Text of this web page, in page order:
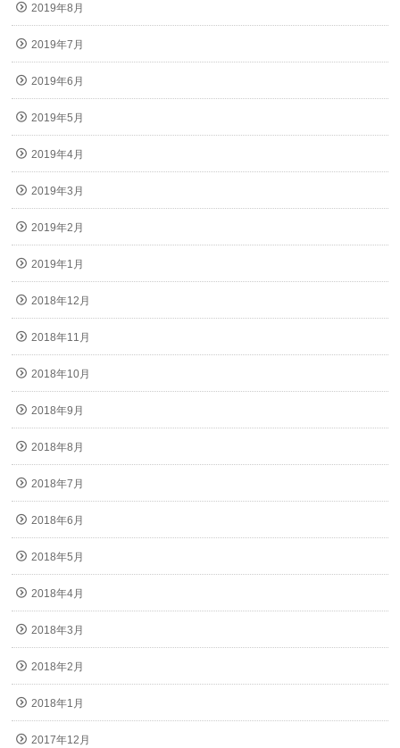
2019年8月
2019年7月
2019年6月
2019年5月
2019年4月
2019年3月
2019年2月
2019年1月
2018年12月
2018年11月
2018年10月
2018年9月
2018年8月
2018年7月
2018年6月
2018年5月
2018年4月
2018年3月
2018年2月
2018年1月
2017年12月